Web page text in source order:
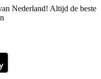
Nederland! Altijd de beste